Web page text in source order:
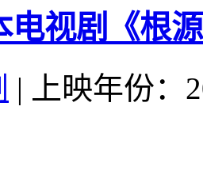
电视剧《根
|
上映年份：